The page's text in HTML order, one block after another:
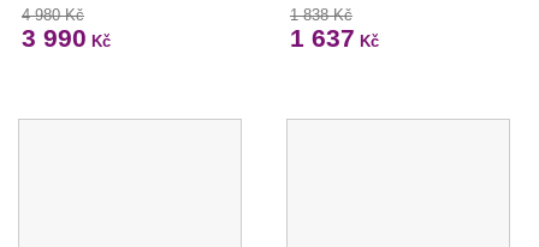
4 980 Kč
3 990 Kč
1 838 Kč
1 637 Kč